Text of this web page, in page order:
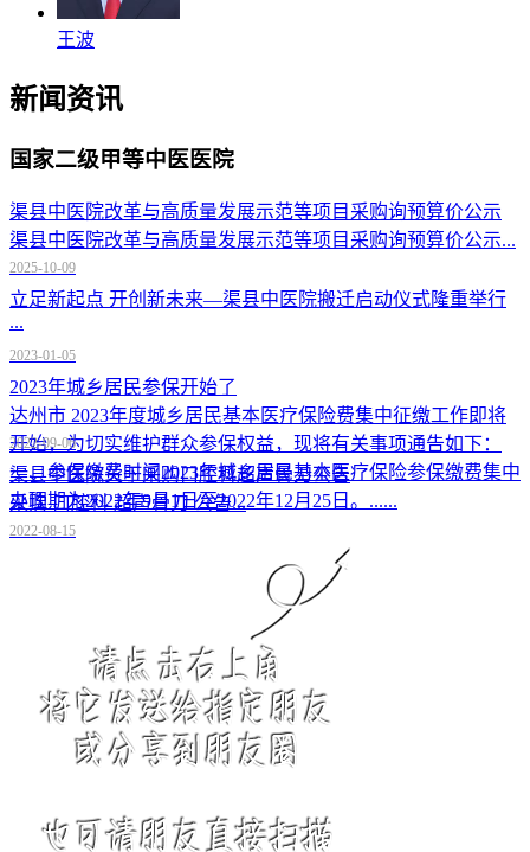
王波
新闻资讯
国家二级甲等中医医院
渠县中医院改革与高质量发展示范等项目采购询预算价公示
渠县中医院改革与高质量发展示范等项目采购询预算价公示...
2025-10-09
立足新起点 开创新未来—渠县中医院搬迁启动仪式隆重举行
...
2023-01-05
2023年城乡居民参保开始了
达州市 2023年度城乡居民基本医疗保险费集中征缴工作即将
开始，为切实维护群众参保权益，现将有关事项通告如下：
一、参保缴费时间2023年城乡居民基本医疗保险参保缴费集中
办理期为2022年9月1日至2022年12月25日。......
2022-09-06
渠县中医院关于采购口腔科超声骨刀公告
采购 口腔科 超声骨刀 公告...
2022-08-15